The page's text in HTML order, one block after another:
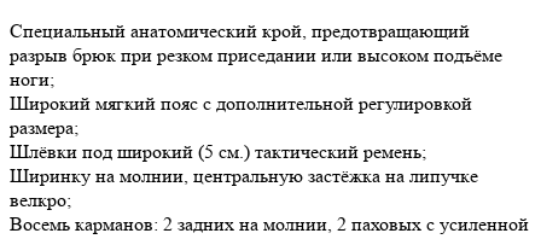
Специальный анатомический крой, предотвращающий
разрыв брюк при резком приседании или высоком подъёме
ноги;
Широкий мягкий пояс с дополнительной регулировкой
размера;
Шлёвки под широкий (5 см.) тактический ремень;
Ширинку на молнии, центральную застёжка на липучке
велкро;
Восемь карманов: 2 задних на молнии, 2 паховых с усиленной